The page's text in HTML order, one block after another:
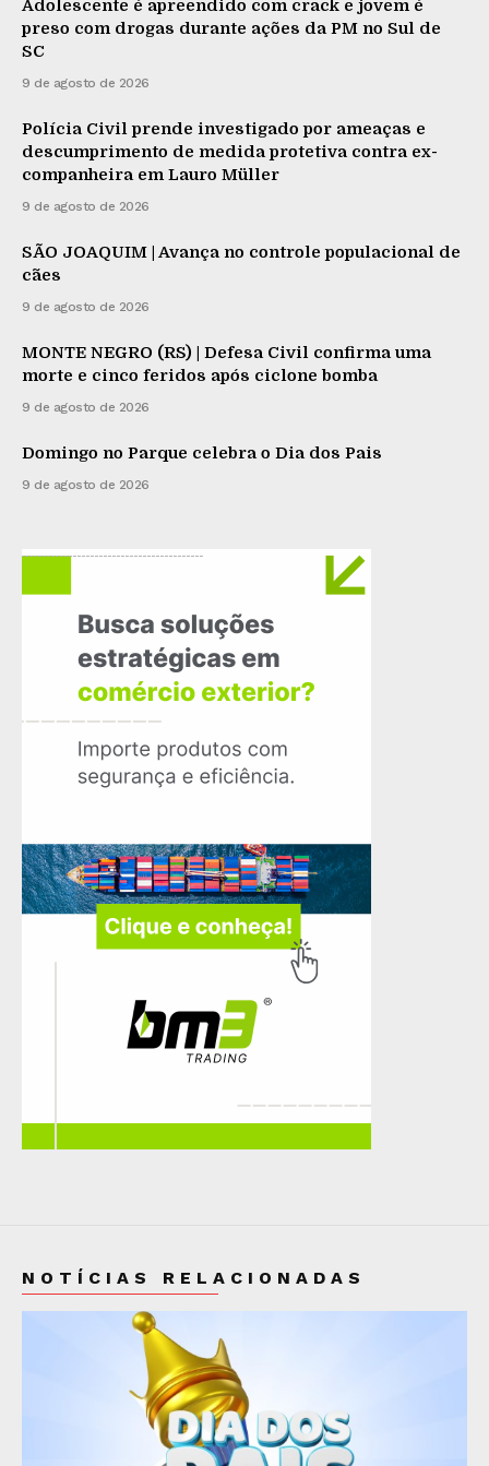
Adolescente é apreendido com crack e jovem é
preso com drogas durante ações da PM no Sul de
SC
9 de agosto de 2026
Polícia Civil prende investigado por ameaças e
descumprimento de medida protetiva contra ex-
companheira em Lauro Müller
9 de agosto de 2026
SÃO JOAQUIM | Avança no controle populacional de
cães
9 de agosto de 2026
MONTE NEGRO (RS) | Defesa Civil confirma uma
morte e cinco feridos após ciclone bomba
9 de agosto de 2026
Domingo no Parque celebra o Dia dos Pais
9 de agosto de 2026
NOTÍCIAS RELACIONADAS